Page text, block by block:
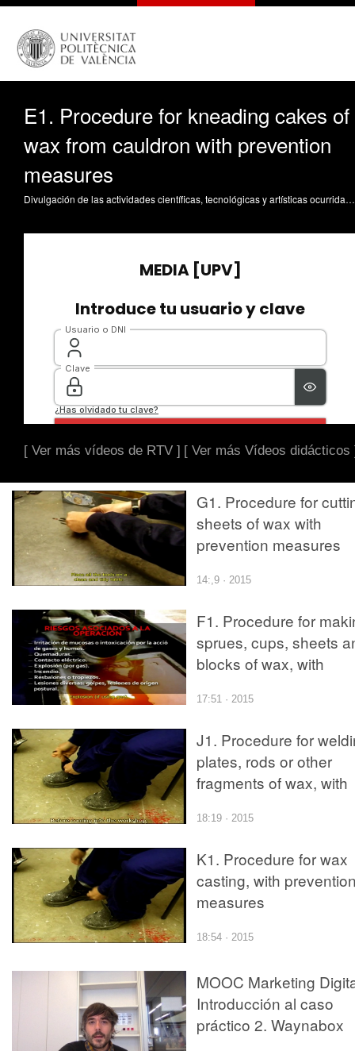
E1. Procedure for kneading cakes of
wax from cauldron with prevention
measures
Divulgación de las actividades científicas, tecnológicas y artísticas ocurridas en los tres campus de la UPV
[ Ver más vídeos de RTV ] [ Ver más Vídeos didácticos
G1. Procedure for
sheets of wax with
prevention measures
14:,9 · 2015
F1. Procedure for
sprues, cups, sheets
blocks of wax, with
17:51 · 2015
J1. Procedure for
plates, rods or other
fragments of wax, with
18:19 · 2015
K1. Procedure for wax
casting, with
measures
18:54 · 2015
MOOC Marketing
Introducción al caso
práctico 2. Waynabox